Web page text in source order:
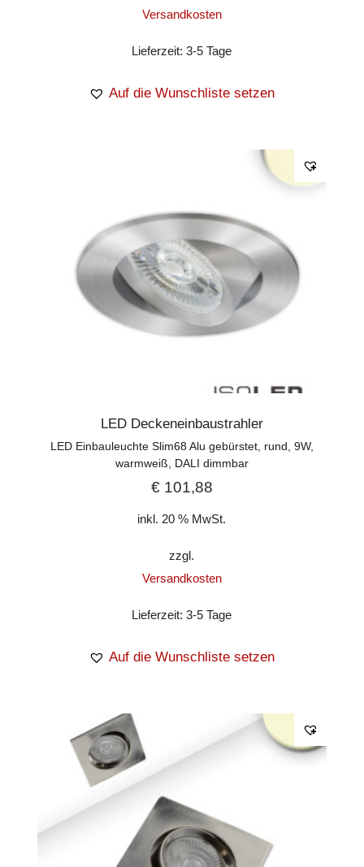
Versandkosten
Lieferzeit:3-5 Tage
Auf die Wunschliste setzen
LED Deckeneinbaustrahler
LED Einbauleuchte Slim68 Alu gebürstet, rund, 9W,
warmweiß, DALI dimmbar
€101,88
inkl. 20 % MwSt.
zzgl.
Versandkosten
Lieferzeit:3-5 Tage
Auf die Wunschliste setzen